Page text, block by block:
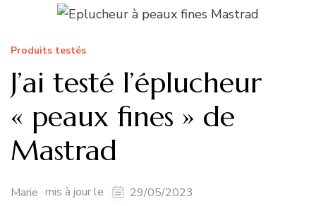
Produits testés
J’ai testé l’éplucheur
« peaux fines » de
Mastrad
Marie mis à jour le 29/05/2023